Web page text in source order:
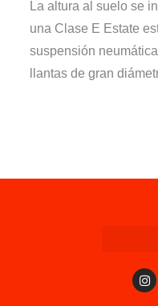
La altura al suelo se
una Clase E Estate
suspensión
llantas de gran